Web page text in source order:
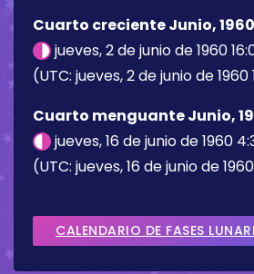
Cuarto creciente Junio, 1960
jueves, 2 de junio de 1960
(UTC: jueves, 2 de junio de 1960
Cuarto menguante Junio,
jueves, 16 de junio de 1960
(UTC: jueves, 16 de junio de
CALENDARIO DE FASES